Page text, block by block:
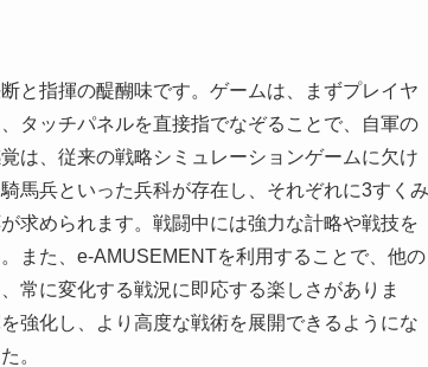
と指揮の醍醐味です。ゲームは、まずプレイヤ
タッチパネルを直接指でなぞることで、自軍の
は、従来の戦略シミュレーションゲームに欠け
馬兵といった兵科が存在し、それぞれに3すくみ
求められます。戦闘中には強力な計略や戦技を
また、e-AMUSEMENTを利用することで、他の
常に変化する戦況に即応する楽しさがありま
強化し、より高度な戦術を展開できるようにな
。